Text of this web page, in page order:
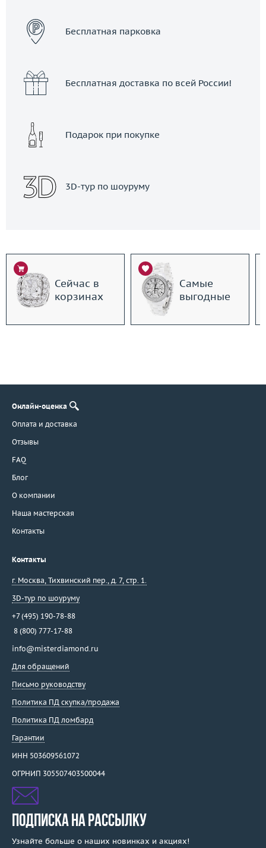
Бесплатная парковка
Бесплатная доставка по всей России!
Подарок при покупке
3D-тур по шоуруму
Сейчас в
корзинах
Самые
выгодные
Онлайн-оценка
Оплата и доставка
Отзывы
FAQ
Блог
О компании
Наша мастерская
Контакты
Контакты
г. Москва, Тихвинский пер., д. 7, стр. 1.
3D-тур по шоуруму
+7 (495) 190-78-88
8 (800) 777-17-88
info@misterdiamond.ru
Для обращений
Письмо руководству
Политика ПД скупка/продажа
Политика ПД ломбард
Гарантии
ИНН 503609561072
ОГРНИП 305507403500044
ПОДПИСКА НА РАССЫЛКУ
Узнайте больше о наших новинках и акциях!